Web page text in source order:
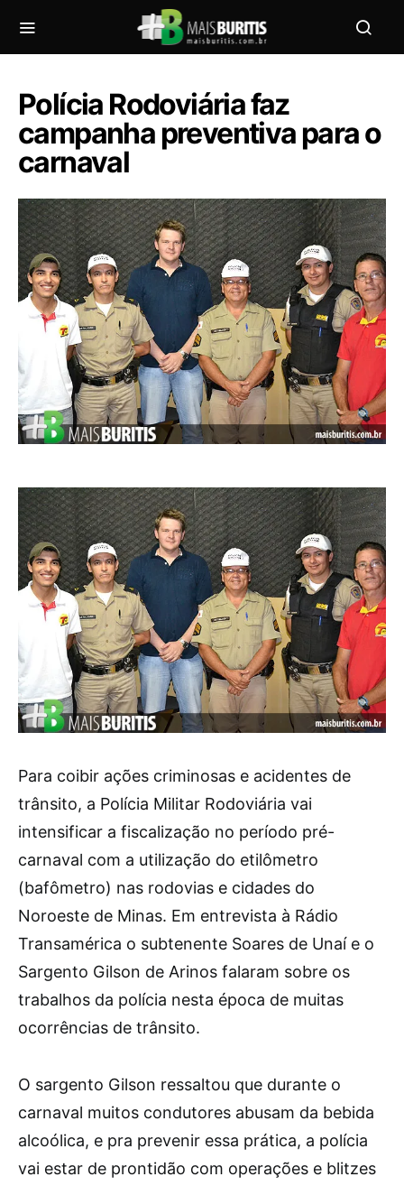
Polícia Rodoviária faz
campanha preventiva para o
carnaval
Para coibir ações criminosas e acidentes de
trânsito, a Polícia Militar Rodoviária vai
intensificar a fiscalização no período pré-
carnaval com a utilização do etilômetro
(bafômetro) nas rodovias e cidades do
Noroeste de Minas. Em entrevista à Rádio
Transamérica o subtenente Soares de Unaí e o
Sargento Gilson de Arinos falaram sobre os
trabalhos da polícia nesta época de muitas
ocorrências de trânsito.
O sargento Gilson ressaltou que durante o
carnaval muitos condutores abusam da bebida
alcoólica, e pra prevenir essa prática, a polícia
vai estar de prontidão com operações e blitzes